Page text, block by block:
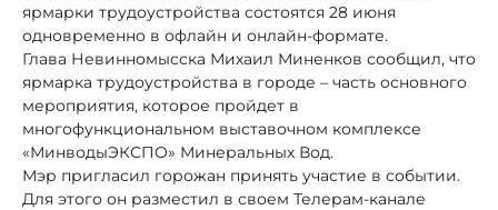
ярмарки трудоустройства состоятся 28 июня
одновременно в офлайн и онлайн-формате.
Глава Невинномысска Михаил Миненков сообщил, что
ярмарка трудоустройства в городе – часть основного
мероприятия, которое пройдет в
многофункциональном выставочном комплексе
«МинводыЭКСПО» Минеральных Вод.
Мэр пригласил горожан принять участие в событии.
Для этого он разместил в своем Телерам-канале